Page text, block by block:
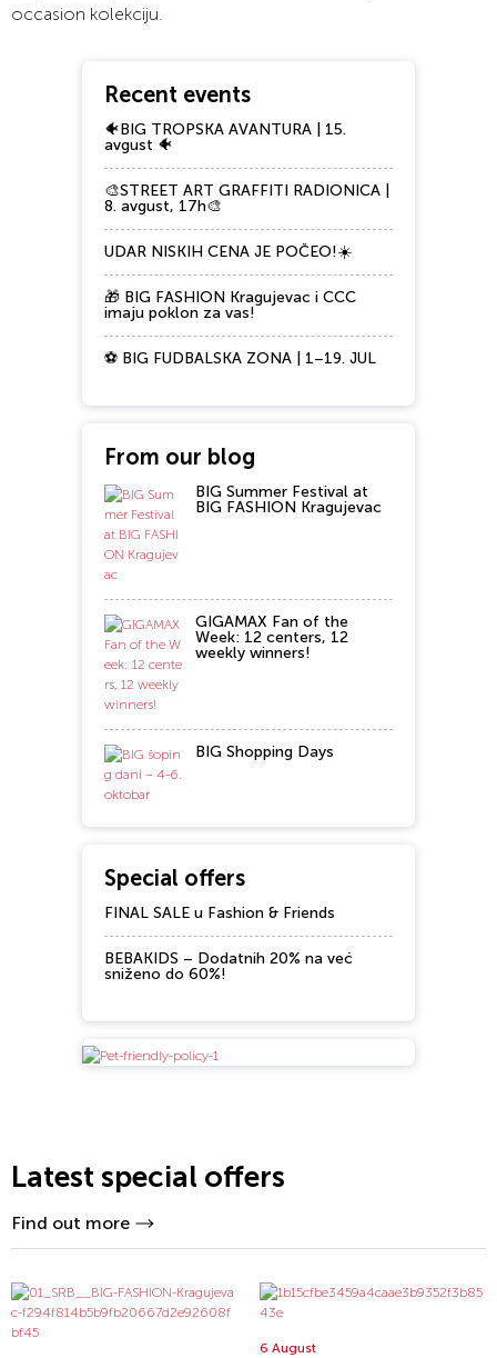
occasion kolekciju.
Recent events
🐠BIG TROPSKA AVANTURA | 15.
avgust 🐠
🎨STREET ART GRAFFITI RADIONICA |
8. avgust, 17h🎨
UDAR NISKIH CENA JE POČEO!☀️
🎁 BIG FASHION Kragujevac i CCC
imaju poklon za vas!
⚽ BIG FUDBALSKA ZONA | 1–19. JUL
From our blog
BIG Summer Festival at
BIG FASHION Kragujevac
GIGAMAX Fan of the
Week: 12 centers, 12
weekly winners!
BIG Shopping Days
Special offers
FINAL SALE u Fashion & Friends
BEBAKIDS – Dodatnih 20% na već
sniženo do 60%!
Latest special offers
Find out more
6 August